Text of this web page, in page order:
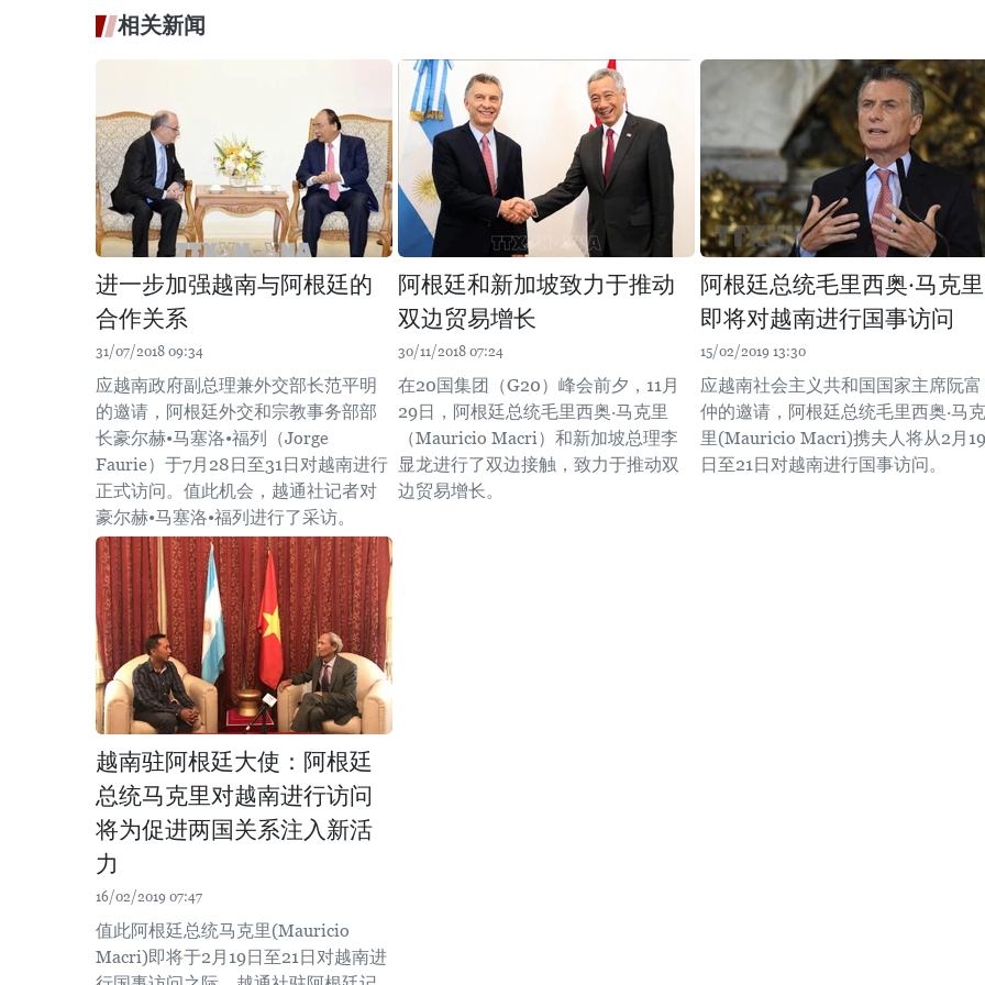
相关新闻
进一步加强越南与阿根廷的
合作关系
31/07/2018 09:34
应越南政府副总理兼外交部长范平明
的邀请，阿根廷外交和宗教事务部部
长豪尔赫•马塞洛•福列（Jorge
Faurie）于7月28日至31日对越南进行
正式访问。值此机会，越通社记者对
豪尔赫•马塞洛•福列进行了采访。
阿根廷和新加坡致力于推动
双边贸易增长
30/11/2018 07:24
在20国集团（G20）峰会前夕，11月
29日，阿根廷总统毛里西奥·马克里
（Mauricio Macri）和新加坡总理李
显龙进行了双边接触，致力于推动双
边贸易增长。
阿根廷总统毛里西奥·马克里
即将对越南进行国事访问
15/02/2019 13:30
应越南社会主义共和国国家主席阮富
仲的邀请，阿根廷总统毛里西奥·马克
里(Mauricio Macri)携夫人将从2月19
日至21日对越南进行国事访问。
越南驻阿根廷大使：阿根廷
总统马克里对越南进行访问
将为促进两国关系注入新活
力
16/02/2019 07:47
值此阿根廷总统马克里(Mauricio
Macri)即将于2月19日至21日对越南进